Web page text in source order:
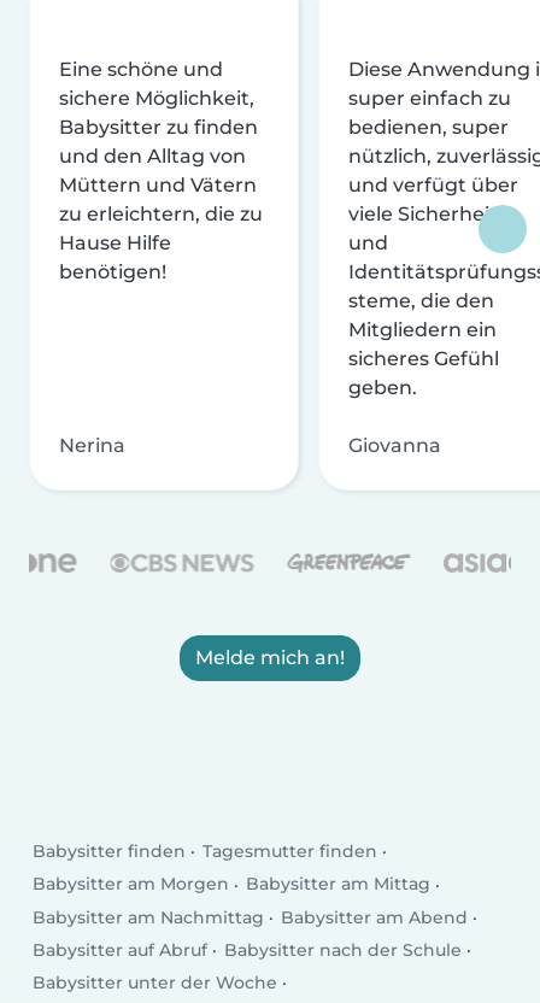
Eine schöne und
sichere Möglichkeit,
Babysitter zu finden
und den Alltag von
Müttern und Vätern
zu erleichtern, die zu
Hause Hilfe
benötigen!
Nerina
Diese Anwendung
super einfach zu
bedienen, super
nützlich,
und verfügt über
viele Sicherheits-
und
steme, die den
Mitgliedern ein
sicheres Gefühl
geben.
Giovanna
Melde mich an!
Babysitter finden
Tagesmutter finden
Babysitter am Morgen
Babysitter am Mittag
Babysitter am Nachmittag
Babysitter am Abend
Babysitter auf Abruf
Babysitter nach der Schule
Babysitter unter der Woche